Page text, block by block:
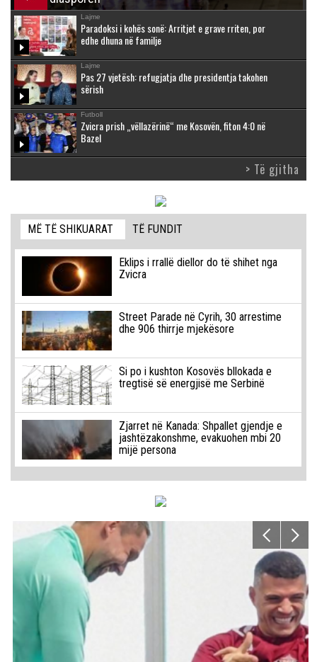
Lajme
Paradoksi i kohës sonë: Arritjet e grave rriten, por
edhe dhuna në familje
Lajme
Pas 27 vjetësh: refugjatja dhe presidentja takohen
sërish
Futboll
Zvicra prish „vëllazërinë“ me Kosovën, fiton 4:0 në
Bazel
> Të gjitha
MË TË SHIKUARAT TË FUNDIT
Eklips i rrallë diellor do të shihet nga
Zvicra
Street Parade në Cyrih, 30 arrestime
dhe 906 thirrje mjekësore
Si po i kushton Kosovës bllokada e
tregtisë së energjisë me Serbinë
Zjarret në Kanada: Shpallet gjendje e
jashtëzakonshme, evakuohen mbi 20
mijë persona